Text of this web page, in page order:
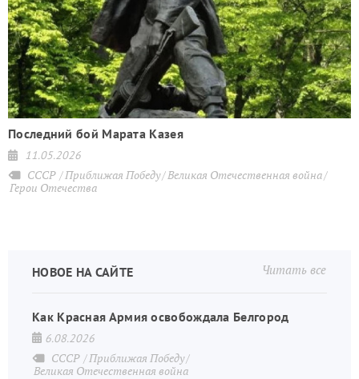
Последний бой Марата Казея
11.05.2026
СССР Приближая Победу Великая Отечественная война
Герои Отечества
Читать все
НОВОЕ НА САЙТЕ
Как Красная Армия освобождала Белгород
6.08.2026
СССР
Приближая Победу
Великая Отечественная война